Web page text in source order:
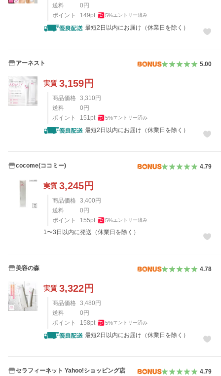
送料
0 円
ポイント
149pt 5%エントリー済み
最短2日以内にお届け（休業日を除く）
アーネスト 5.00
実質 3,159円
商品価格 3,310 円
送料
0 円
ポイント
151pt 5%エントリー済み
最短2日以内にお届け（休業日を除く）
cocome(ココミー) 4.79
実質 3,245円
商品価格 3,400 円
送料
0 円
ポイント
155pt 5%エントリー済み
1〜3日以内に発送（休業日を除く）
美容の森 4.78
実質 3,322円
商品価格 3,480 円
送料
0 円
ポイント
158pt 5%エントリー済み
最短2日以内にお届け（休業日を除く）
セラフィーネット Yahoo!ショッピング店 4.79